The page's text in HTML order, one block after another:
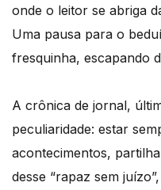
onde o leitor se abriga
Uma pausa para o
fresquinha, escapando
A crônica de jornal,
peculiaridade: estar
acontecimentos,
desse “rapaz sem